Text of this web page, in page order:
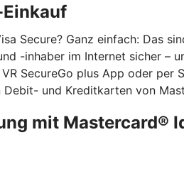
Secure? Ganz einfach: Das
-inhaber im Internet sicher
SecureGo plus App oder
und Kreditkarten von
mit Mastercard®